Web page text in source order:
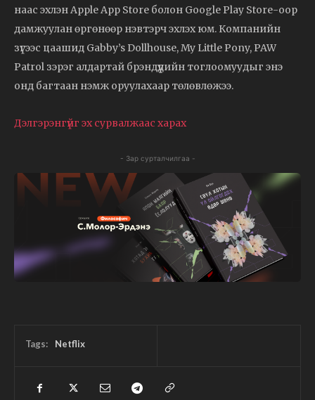
наас эхлэн Apple App Store болон Google Play Store-оор
дамжуулан өргөнөөр нэвтэрч эхлэх юм. Компанийн
зүгээс цаашид Gabby’s Dollhouse, My Little Pony, PAW
Patrol зэрэг алдартай брэндүүдийн тоглоомуудыг энэ
онд багтаан нэмж оруулахаар төлөвлөжээ.
Дэлгэрэнгүйг эх сурвалжаас харах
- Зар сурталчилгаа -
Tags: Netflix